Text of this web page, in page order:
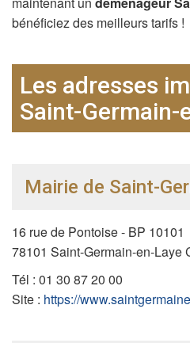
bénéficiez des meilleurs tarifs !
Les adresses
Saint-Germain-
Mairie de Saint-
16 rue de Pontoise - BP 10101
78101 Saint-Germain-en-Laye
Tél : 01 30 87 20 00
Site : https://